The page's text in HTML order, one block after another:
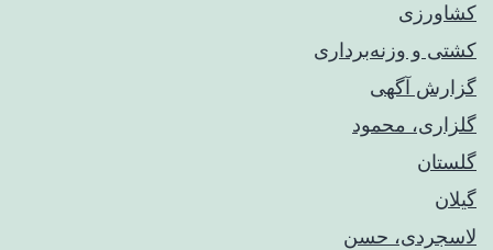
کشاورزی
کشتی و وزنه‌برداری
گزارش آگهی
گلزاری، محمود
گلستان
گیلان
لاسجردی، حسن